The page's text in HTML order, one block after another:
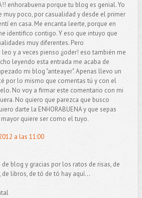
enhorabuena porque tu blog es genial. Yo
muy poco, por casualidad y desde el primer
en casa. Me encanta leerte, porque en
identifico contigo. Y eso que intuyo que
muy diferentes. Pero
y a veces pienso ¡joder! eso también me
leyendo esta entrada me acaba de
mi blog "anteayer". Apenas llevo un
por lo mismo que comentas tú y con el
No voy a firmar este comentario con mi
No quiero que parezca que busco
darte la ENHORABUENA y que sepas
mayor quiere ser como el tuyo.
a las 11:00
de blog y gracias por los ratos de risas, de
de libros, de tó de tó hay aquí...